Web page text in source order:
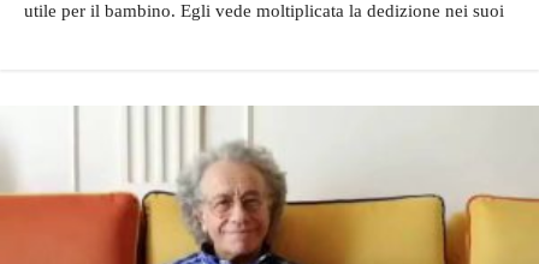
utile per il bambino. Egli vede moltiplicata la dedizione nei suoi